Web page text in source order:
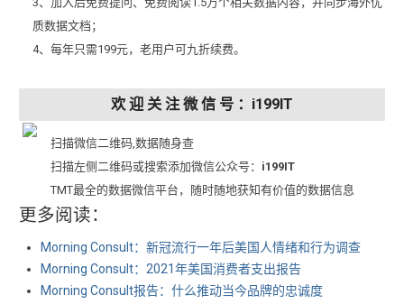
质数据文档；
4、每年只需199元，老用户可九折续费。
欢 迎 关 注 微 信 号 ：i199IT
扫描微信二维码,数据随身查
扫描左侧二维码或搜索添加微信公众号： i199IT
TMT最全的数据微信平台，随时随地获知有价值的数据信息
更多阅读：
Morning Consult：新冠流行一年后美国人情绪和行为调查
Morning Consult：2021年美国消费者支出报告
Morning Consult报告：什么推动当今品牌的忠诚度